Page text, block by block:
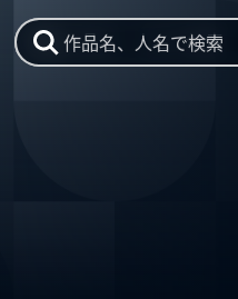
作品名、人名で検索